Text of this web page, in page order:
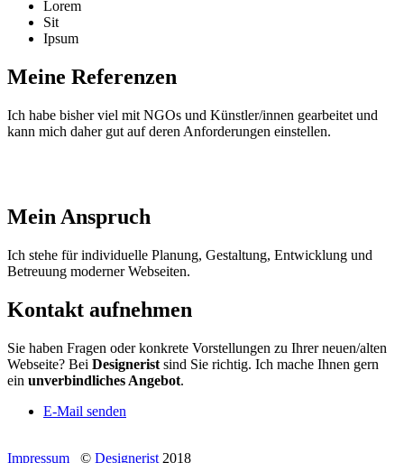
Lorem
Sit
Ipsum
Meine Referenzen
Ich habe bisher viel mit NGOs und Künstler/innen gearbeitet und
kann mich daher gut auf deren Anforderungen einstellen.
Mein Anspruch
Ich stehe für individuelle Planung, Gestaltung, Entwicklung und
Betreuung moderner Webseiten.
Kontakt aufnehmen
Sie haben Fragen oder konkrete Vorstellungen zu Ihrer neuen/alten
Webseite? Bei Designerist sind Sie richtig. Ich mache Ihnen gern
ein unverbindliches Angebot.
E-Mail senden
Impressum © Designerist 2018